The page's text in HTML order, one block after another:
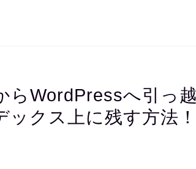
らWordPressへ引っ
ックス上に残す方法！